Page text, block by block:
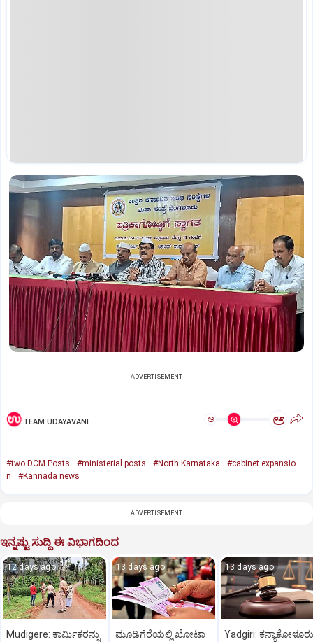
ADVERTISEMENT
TEAM UDAYAVANI ಅ ಅ
#two DCM Posts #ministerial posts #North Karnataka
#cabinet expansio
n
#Kannada news
ADVERTISEMENT
ಇನ್ನಷ್ಟು ಸುದ್ದಿ ಈ ವಿಭಾಗದಿಂದ
12 days ago
Mudigere: ಕಾರ್ಮಿಕರನ್ನು
13 days ago
ಮೂಡಿಗೆರೆಯಲ್ಲಿ ಖೋಟಾ
13 days ago
Yadgiri: ಕನ್ಯಾಕೋಳೂರು